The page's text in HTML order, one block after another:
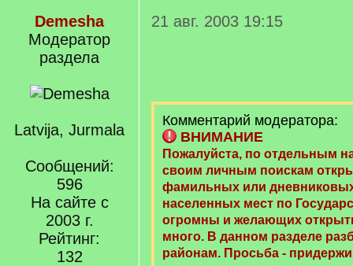
Demesha
Модератор
раздела
Latvija, Jurmala
Сообщений:
596
На сайте с
2003 г.
Рейтинг:
132
21 авг. 2003 19:15
Комментарий модератора:
ВНИМАНИЕ
Пожалуйста, по отдельным
своим личным поискам
фамильных или
населенных мест по
огромны и желающих
много. В данном разделе
районам. Просьба -